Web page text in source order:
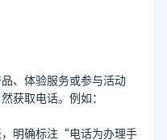
、体验服务或参与活动
获取电话。例如：
明确标注“电话为办理手